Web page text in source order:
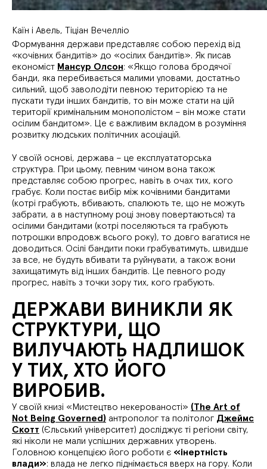
Каїн і Авель, Тіціан Вечелліо
Формування держави представляє собою перехід від
«кочівних бандитів» до «осілих бандитів». Як писав
економіст Мансур Олсон: «Якщо голова бродячої
банди, яка перебивається малими уловами, достатньо
сильний, щоб заволодіти певною територією та не
пускати туди інших бандитів, то він може стати на цій
території кримінальним монополістом – він може стати
осілим бандитом». Це є важливим вкладом в розуміння
розвитку людських політичних асоціацій.
У своїй основі, держава – це експлуататорська
структура. При цьому, певним чином вона також
представляє собою прогрес, навіть в очах тих, кого
грабує. Коли постає вибір між кочівними бандитами
(котрі грабують, вбивають, спалюють те, що не можуть
забрати, а в наступному році знову повертаються) та
осілими бандитами (котрі поселяються та грабують
потрошки впродовж всього року), то довго вагатися не
доводиться. Осілі бандити поки грабуватимуть, швидше
за все, не будуть вбивати та руйнувати, а також вони
захищатимуть від інших бандитів. Це певного роду
прогрес, навіть з точки зору тих, кого грабують.
ДЕРЖАВИ ВИНИКЛИ ЯК
СТРУКТУРИ, ЩО
ВИЛУЧАЮТЬ НАДЛИШОК
У ТИХ, ХТО ЙОГО
ВИРОБИВ.
У своїй книзі «Мистецтво некерованості» (The Art of
Not Being Governed) антрополог та політолог Джеймс
Скотт (Єльський університет) досліджує ті регіони світу,
які ніколи не мали успішних державних утворень.
Головною концепцією його роботи є «інертність
влади»: влада не легко піднімається вверх на гору. Коли